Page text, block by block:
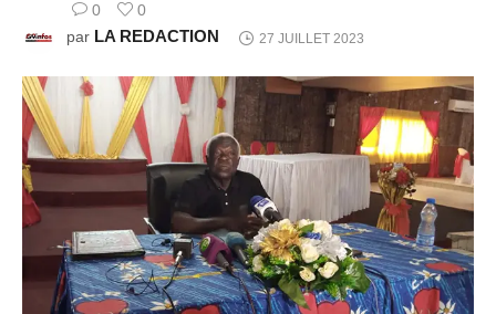
0
0
par LA REDACTION 27 JUILLET 2023